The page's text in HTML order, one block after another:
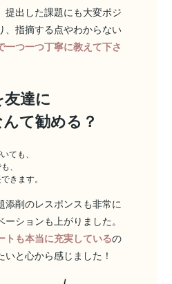
提出した課題にも大変ポジ
、指摘する点やわからない
一つ一つ丁寧に教えて下さ
達に
て勧める？
ても、
、
きます。
添削のレスポンスも非常に
ションも上がりました。
トも本当に充実しているの
と心から感じました！